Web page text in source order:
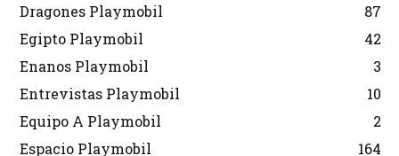
Dragones Playmobil
87
Egipto Playmobil
42
Enanos Playmobil
3
Entrevistas Playmobil
10
Equipo A Playmobil
2
Espacio Playmobil
164